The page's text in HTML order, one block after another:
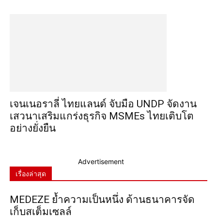
เจนเนอราลี่ ไทยแลนด์ จับมือ UNDP จัดงาน
เสวนาเสริมแกร่งธุรกิจ MSMEs ไทยเติบโต
อย่างยั่งยืน
Advertisement
เรื่องล่าสุด
MEDEZE ย้ำความเป็นหนึ่ง ด้านธนาคารจัด
เก็บสเต็มเซลล์